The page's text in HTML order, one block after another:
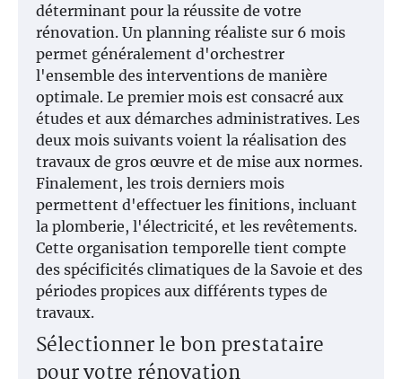
déterminant pour la réussite de votre
rénovation. Un planning réaliste sur 6 mois
permet généralement d'orchestrer
l'ensemble des interventions de manière
optimale. Le premier mois est consacré aux
études et aux démarches administratives. Les
deux mois suivants voient la réalisation des
travaux de gros œuvre et de mise aux normes.
Finalement, les trois derniers mois
permettent d'effectuer les finitions, incluant
la plomberie, l'électricité, et les revêtements.
Cette organisation temporelle tient compte
des spécificités climatiques de la Savoie et des
périodes propices aux différents types de
travaux.
Sélectionner le bon prestataire